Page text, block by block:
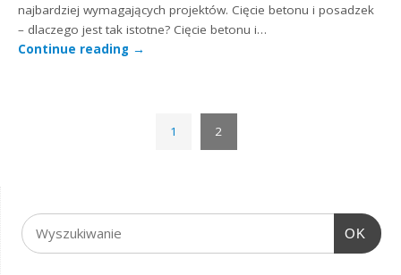
najbardziej wymagających projektów. Cięcie betonu i posadzek
– dlaczego jest tak istotne? Cięcie betonu i…
Continue reading →
1 2
OK